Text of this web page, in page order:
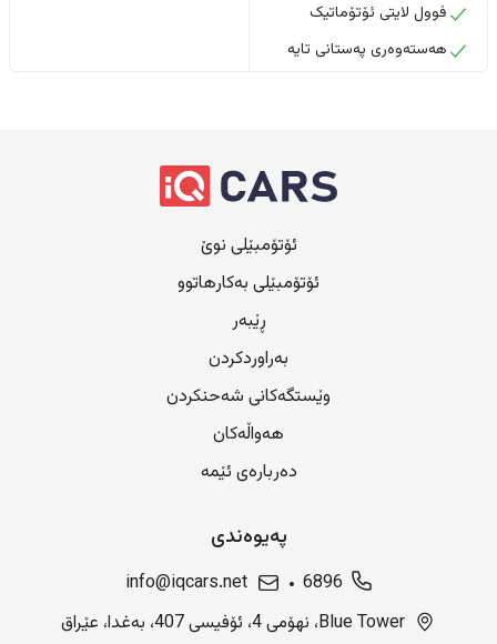
فوول لایتی ئۆتۆماتیک
هەستەوەری پەستانی تایە
ئۆتۆمبێلی نوێ
ئۆتۆمبێلی بەکارهاتوو
ڕێبەر
بەراوردکردن
وێستگەکانی شەحنکردن
هەواڵەکان
دەربارەی ئێمە
پەیوەندی
6896
info@iqcars.net
Blue Tower، نهۆمی 4، ئۆفیسی 407، بەغدا، عێراق